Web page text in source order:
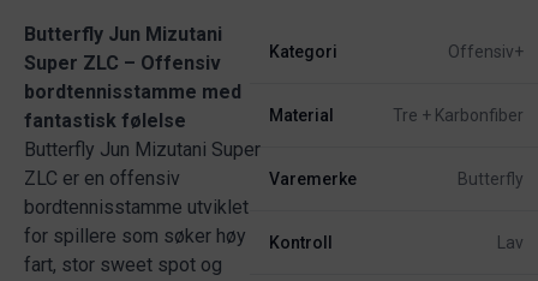
Butterfly Jun Mizutani
Super ZLC – Offensiv
bordtennisstamme med
fantastisk følelse
Butterfly Jun Mizutani Super
ZLC er en offensiv
bordtennisstamme utviklet
for spillere som søker høy
fart, stor sweet spot og
Kategori Offensiv+
Material Tre + Karbonfiber
Varemerke Butterfly
Kontroll Lav